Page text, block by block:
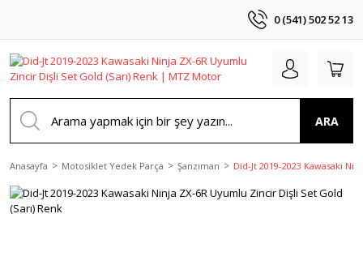
0 (541) 502 52 13
ARA
Anasayfa Motosiklet Yedek Parça Şanzıman Did-Jt 2019-2023 Kawasaki